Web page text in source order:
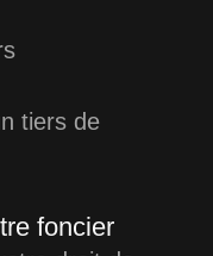
tiers de
foncier